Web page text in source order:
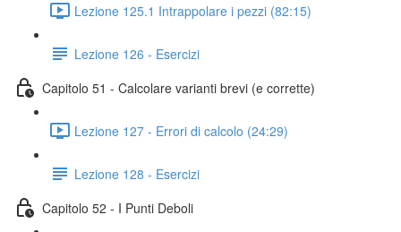
Lezione 125.1 Intrappolare i pezzi (82:15)
Lezione 126 - Esercizi
Capitolo 51 - Calcolare varianti brevi (e corrette)
Lezione 127 - Errori di calcolo (24:29)
Lezione 128 - Esercizi
Capitolo 52 - I Punti Deboli